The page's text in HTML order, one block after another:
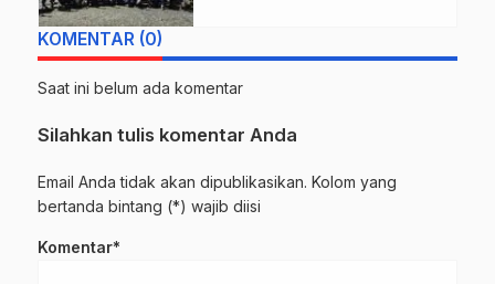
KOMENTAR (0)
Saat ini belum ada komentar
Silahkan tulis komentar Anda
Email Anda tidak akan dipublikasikan. Kolom yang
bertanda bintang (*) wajib diisi
Komentar*